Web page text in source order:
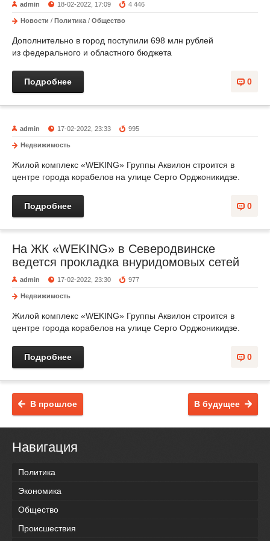
admin 18-02-2022, 17:09 4 446
Новости / Политика / Общество
Дополнительно в город поступили 698 млн рублей
из федерального и областного бюджета
0
Подробнее
admin 17-02-2022, 23:33 995
Недвижимость
Жилой комплекс «WEKING» Группы Аквилон строится в
центре города корабелов на улице Серго Орджоникидзе.
0
Подробнее
На ЖК «WEKING» в Северодвинске
ведется прокладка внуридомовых сетей
admin 17-02-2022, 23:30 977
Недвижимость
Жилой комплекс «WEKING» Группы Аквилон строится в
центре города корабелов на улице Серго Орджоникидзе.
0
Подробнее
В будущее
В прошлое
Навигация
Политика
Экономика
Общество
Происшествия